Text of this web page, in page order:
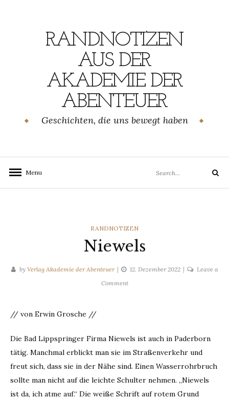
RANDNOTIZEN
AUS DER
AKADEMIE DER
ABENTEUER
Geschichten, die uns bewegt haben
Menu
for:
Search
CATEGORIES
RANDNOTIZEN
Niewels
by Verlag Akademie der Abenteuer 12. Dezember 2022
Leave a
Commenton
// von Erwin Grosche //
Die Bad Lippspringer Firma Niewels ist auch in Paderborn
tätig. Manchmal erblickt man sie im Straßenverkehr und
freut sich, dass sie in der Nähe sind. Einen Wasserrohrbruch
sollte man nicht auf die leichte Schulter nehmen. „Niewels
ist da, ich atme auf.“ Die weiße Schrift auf rotem Grund